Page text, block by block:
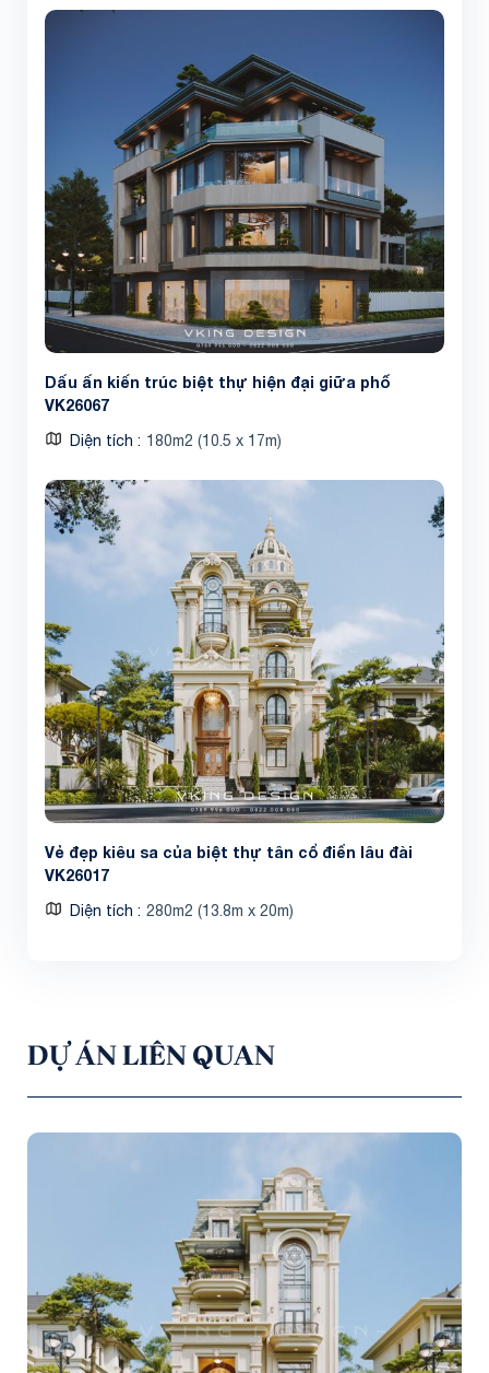
Dấu ấn kiến trúc biệt thự hiện đại giữa phố
VK26067
Diện tích 180m2 (10.5 x 17m)
Vẻ đẹp kiêu sa của biệt thự tân cổ điển lâu đài
VK26017
Diện tích 280m2 (13.8m x 20m)
DỰ ÁN LIÊN QUAN